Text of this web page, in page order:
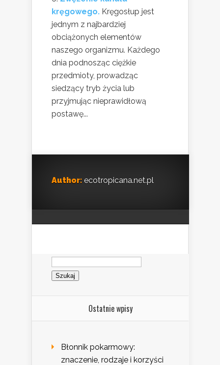
kręgowego. Kręgosłup jest
jednym z najbardziej
obciążonych elementów
naszego organizmu. Każdego
dnia podnosząc ciężkie
przedmioty, prowadząc
siedzący tryb życia lub
przyjmując nieprawidłową
postawę...
Author: ecotropicana.net.pl
Szukaj:
Ostatnie wpisy
Błonnik pokarmowy:
znaczenie, rodzaje i korzyści